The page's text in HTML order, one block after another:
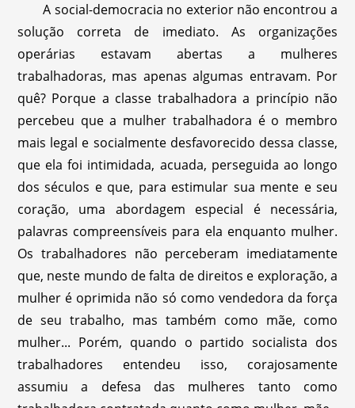
A social-democracia no exterior não encontrou a
solução correta de imediato. As organizações
operárias estavam abertas a mulheres
trabalhadoras, mas apenas algumas entravam. Por
quê? Porque a classe trabalhadora a princípio não
percebeu que a mulher trabalhadora é o membro
mais legal e socialmente desfavorecido dessa classe,
que ela foi intimidada, acuada, perseguida ao longo
dos séculos e que, para estimular sua mente e seu
coração, uma abordagem especial é necessária,
palavras compreensíveis para ela enquanto mulher.
Os trabalhadores não perceberam imediatamente
que, neste mundo de falta de direitos e exploração, a
mulher é oprimida não só como vendedora da força
de seu trabalho, mas também como mãe, como
mulher... Porém, quando o partido socialista dos
trabalhadores entendeu isso, corajosamente
assumiu a defesa das mulheres tanto como